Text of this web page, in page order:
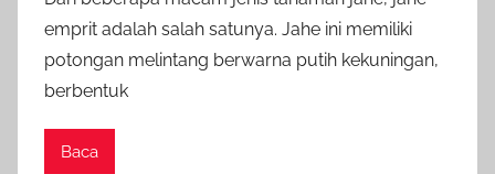
emprit adalah salah satunya. Jahe ini memiliki
potongan melintang berwarna putih kekuningan,
berbentuk
Baca